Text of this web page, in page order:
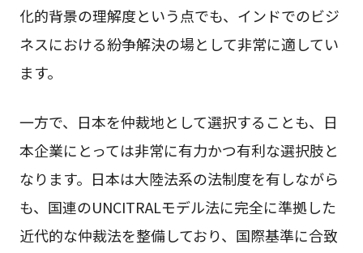
化的背景の理解度という点でも、インドでのビジ
ネスにおける紛争解決の場として非常に適してい
ます。
一方で、日本を仲裁地として選択することも、日
本企業にとっては非常に有力かつ有利な選択肢と
なります。日本は大陸法系の法制度を有しながら
も、国連のUNCITRALモデル法に完全に準拠した
近代的な仲裁法を整備しており、国際基準に合致